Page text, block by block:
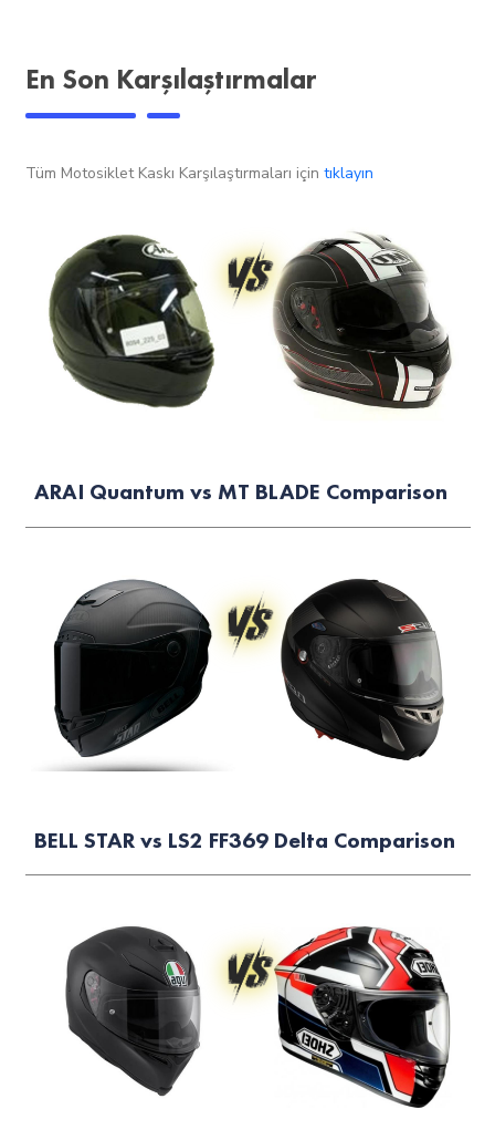
En Son Karşılaştırmalar
Tüm Motosiklet Kaskı Karşılaştırmaları için tıklayın
ARAI Quantum vs MT BLADE Comparison
BELL STAR vs LS2 FF369 Delta Comparison